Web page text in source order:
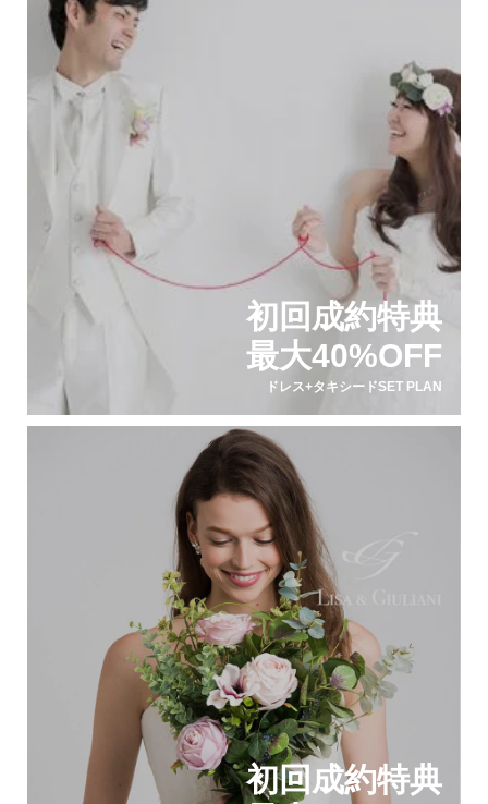
初回成約特典
最大40%OFF
ドレス+タキシードSET PLAN
初回成約特典